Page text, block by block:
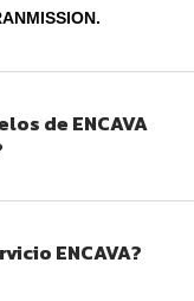
de ENCAVA
ENCAVA?